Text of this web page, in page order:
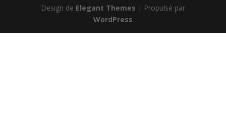
Design de Elegant Themes | Propulsé par
WordPress